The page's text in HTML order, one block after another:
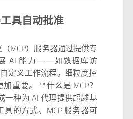
具自动批准
MCP）服务器通过提供专
AI 能力——如数据库访
定义工作流程。细粒度控
重要。 **什么是 MCP？
一种为 AI 代理提供超越基
具的方式。MCP 服务器可